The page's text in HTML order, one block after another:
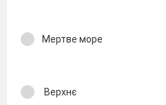
Мертве море
Верхнє